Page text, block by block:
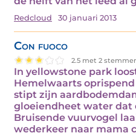
Redcloud 30 januari 2013
Con fuoco
2.5 met 2
In yellowstone park
Hemelwaarts
stipt zijn
gloeiendheet water dat
Bruisende vuurvogel
wederkeer naar mama